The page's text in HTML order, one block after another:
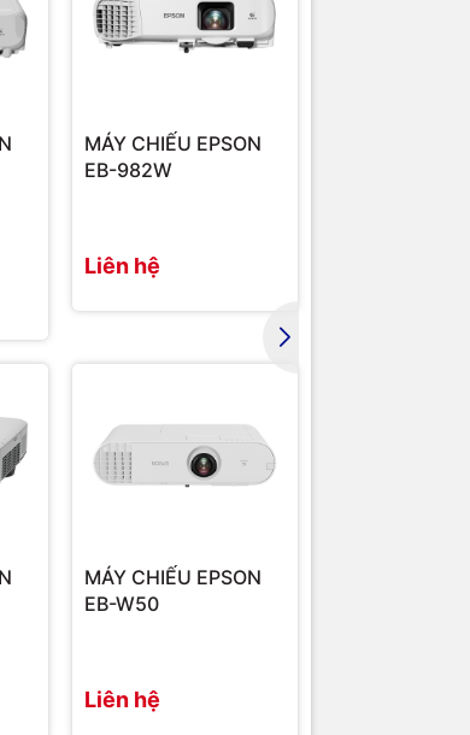
APP dành cho Android / Windows /
Mac
MÁY CHIẾU EPSON
EB-982W
Liên hệ
MÁY CHIẾU EPSON
EB-W50
Liên hệ